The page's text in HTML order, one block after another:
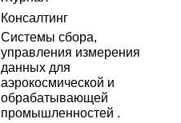
Консалтинг
Системы сбора,
управления измерения
данных для
аэрокосмической и
обрабатывающей
промышленностей .